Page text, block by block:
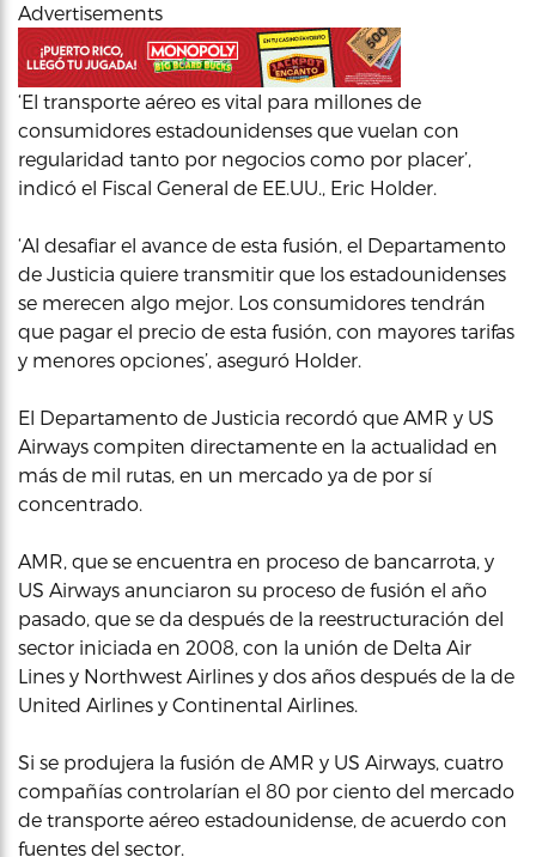
Advertisements
‘El transporte aéreo es vital para millones de
consumidores estadounidenses que vuelan con
regularidad tanto por negocios como por placer’,
indicó el Fiscal General de EE.UU., Eric Holder.
‘Al desafiar el avance de esta fusión, el Departamento
de Justicia quiere transmitir que los estadounidenses
se merecen algo mejor. Los consumidores tendrán
que pagar el precio de esta fusión, con mayores tarifas
y menores opciones’, aseguró Holder.
El Departamento de Justicia recordó que AMR y US
Airways compiten directamente en la actualidad en
más de mil rutas, en un mercado ya de por sí
concentrado.
AMR, que se encuentra en proceso de bancarrota, y
US Airways anunciaron su proceso de fusión el año
pasado, que se da después de la reestructuración del
sector iniciada en 2008, con la unión de Delta Air
Lines y Northwest Airlines y dos años después de la de
United Airlines y Continental Airlines.
Si se produjera la fusión de AMR y US Airways, cuatro
compañías controlarían el 80 por ciento del mercado
de transporte aéreo estadounidense, de acuerdo con
fuentes del sector.